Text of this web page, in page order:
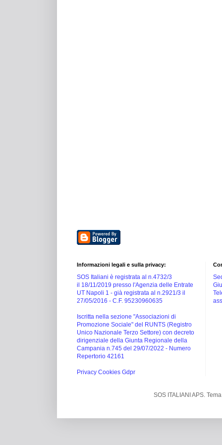
Informazioni legali e sulla privacy:
SOS Italiani è registrata al n.4732/3
il 18/11/2019 presso l'Agenzia delle Entrate
UT Napoli 1 - già registrata al n.2921/3 il
27/05/2016 - C.F. 95230960635
Iscritta nella sezione "Associazioni di
Promozione Sociale" del RUNTS (Registro
Unico Nazionale Terzo Settore) con decreto
dirigenziale della Giunta Regionale della
Campania n.745 del 29/07/2022 - Numero
Repertorio 42161
Privacy Cookies Gdpr
SOS ITALIANI APS.